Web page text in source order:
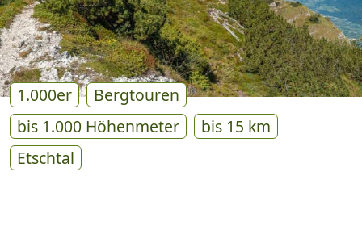
G
E
N
1.000er
Bergtouren
bis 1.000 Höhenmeter
bis 15 km
Etschtal